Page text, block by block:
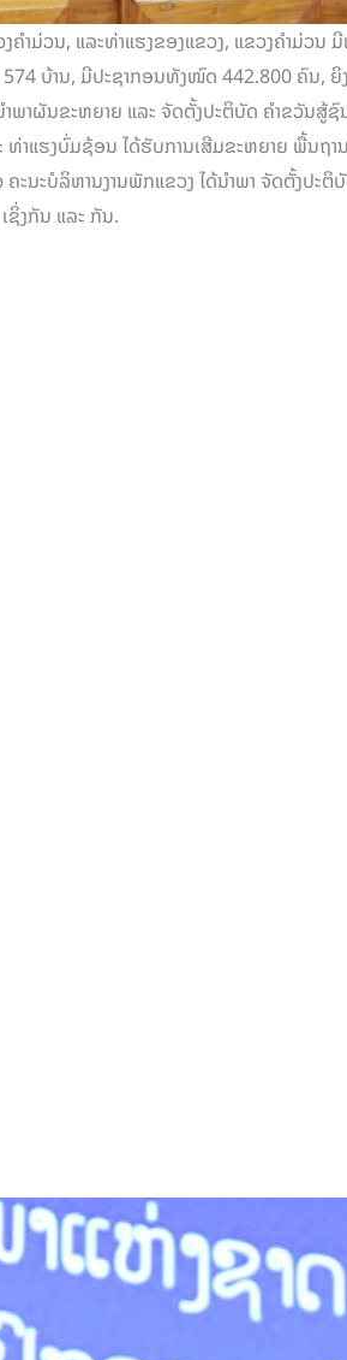
ຳມ່ວນ, ແລະທ່າແຮງຂອງແຂວງ, ແຂວງຄຳມ່ວ
ບ້ານ, ມີປະຊາກອນທັງໜົດ 442.800 ຄົນ, ຍິ
ຜັນຂະຫຍາຍ ແລະ ຈັດຕັ້ງປະຕິບັດ ຄຳຂວັນສູ້ຊົ
ຮງບົ່ມຊ້ອນ ໄດ້ຮັບການເສີມຂະຫຍາຍ ພື້ນຖານ
ະບໍລິຫານງານພັກແຂວງ ໄດ້ນໍາພາ ຈັດຕັ້ງປະ
ງກັນ ແລະ ກັນ.